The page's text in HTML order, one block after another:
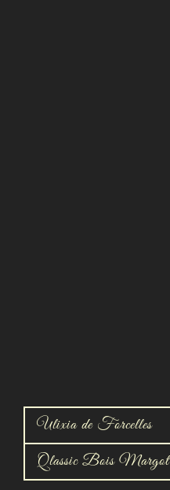
Ulixia de Forcelles
Qlassic Bois Margot